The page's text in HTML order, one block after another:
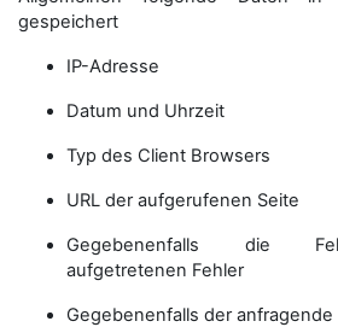
gespeichert
IP-Adresse
Datum und Uhrzeit
Typ des Client Browsers
URL der aufgerufenen Seite
Gegebenenfalls die
aufgetretenen Fehler
Gegebenenfalls der anfragende